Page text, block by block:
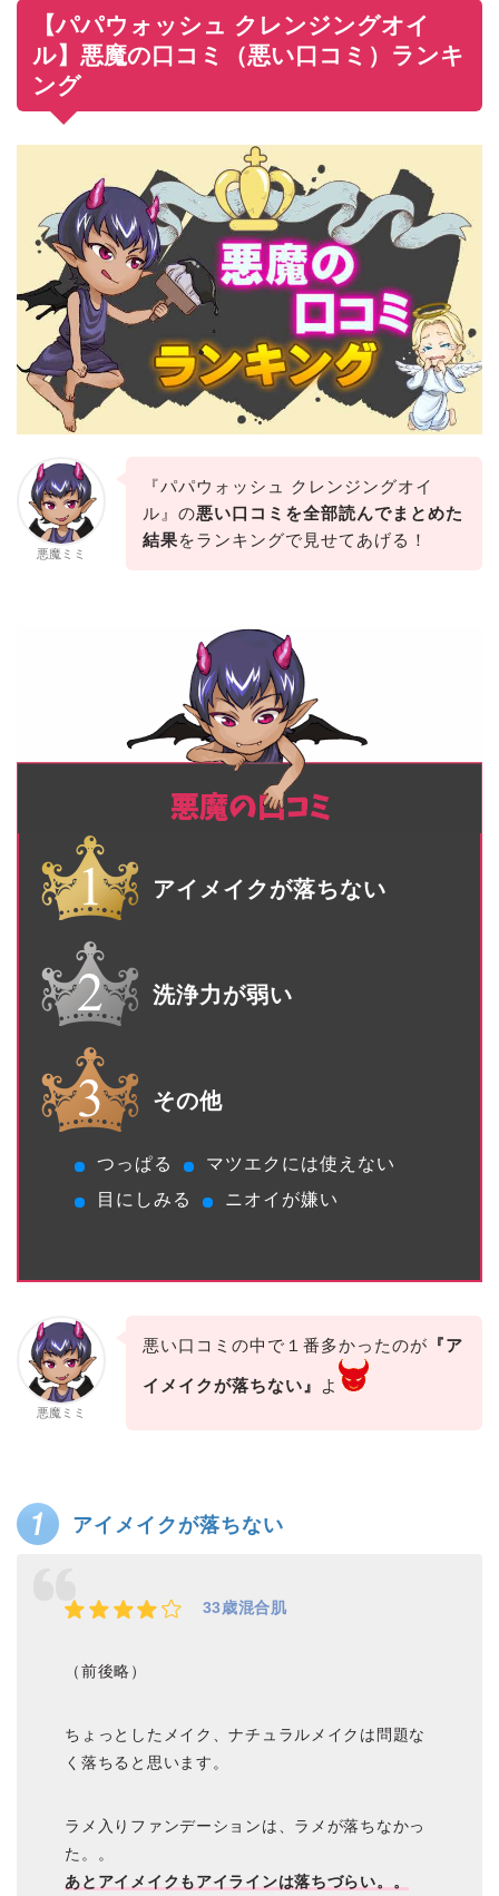
【パパウォッシュ クレンジングオイ
ル】悪魔の口コミ（悪い口コミ）ランキ
ング
悪魔ミミ
『パパウォッシュ クレンジングオイ
ル』の悪い口コミを全部読んでまとめた
結果をランキングで見せてあげる！
アイメイクが落ちない
洗浄力が弱い
その他
つっぱる
マツエクには使えない
目にしみる
ニオイが嫌い
悪魔ミミ
悪い口コミの中で１番多かったのが 『ア
イメイクが落ちない』 よ
アイメイクが落ちない
33歳混合肌
（前後略）
ちょっとしたメイク、ナチュラルメイクは問題な
く落ちると思います。
ラメ入りファンデーションは、ラメが落ちなかっ
た。。
あとアイメイクもアイラインは落ちづらい。。